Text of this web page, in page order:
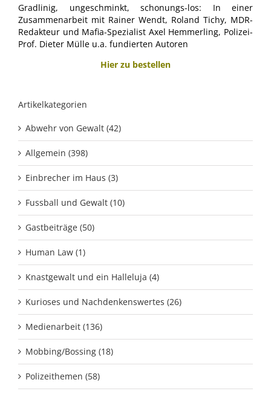
Gradlinig, ungeschminkt, schonungs-los: In einer
Zusammenarbeit mit Rainer Wendt, Roland Tichy, MDR-
Redakteur und Mafia-Spezialist Axel Hemmerling, Polizei-
Prof. Dieter Mülle u.a. fundierten Autoren
Hier zu bestellen
Artikelkategorien
Abwehr von Gewalt (42)
Allgemein (398)
Einbrecher im Haus (3)
Fussball und Gewalt (10)
Gastbeiträge (50)
Human Law (1)
Knastgewalt und ein Halleluja (4)
Kurioses und Nachdenkenswertes (26)
Medienarbeit (136)
Mobbing/Bossing (18)
Polizeithemen (58)